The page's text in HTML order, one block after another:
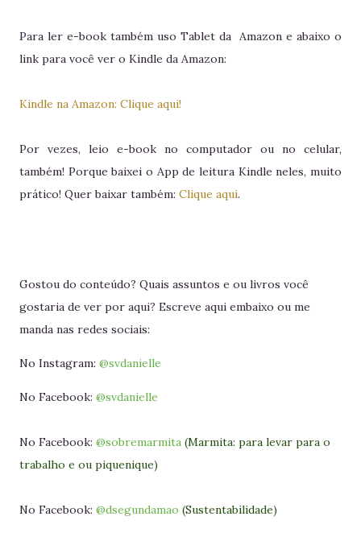
Para ler e-book também uso Tablet da Amazon e abaixo o
link para você ver o Kindle da Amazon:
Kindle na Amazon: Clique aqui!
Por vezes, leio e-book no computador ou no celular,
também! Porque baixei o App de leitura Kindle neles, muito
prático! Quer baixar também: Clique aqui.
Gostou do conteúdo? Quais assuntos e ou livros você
gostaria de ver por aqui? Escreve aqui embaixo ou me
manda nas redes sociais:
No Instagram: @svdanielle
No Facebook: @svdanielle
No Facebook: @sobremarmita (Marmita: para levar para o
trabalho e ou piquenique)
No Facebook: @dsegundamao (Sustentabilidade)